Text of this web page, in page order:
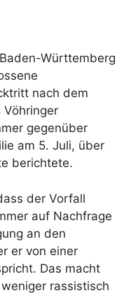
Württemberg
nach dem
Vöhringer
gegenüber
am 5. Juli, über
berichtete.
der Vorfall
auf Nachfrage
an den
er von einer
Das macht
rassistisch